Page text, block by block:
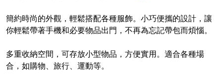
簡約時尚的外觀，輕鬆搭配各種服飾。小巧便攜的設計，讓
你輕鬆帶著手機和必要物品出門，不再為忘記帶包而煩惱。
多重收納空間，可存放小型物品，方便實用。適合各種場
合，如購物、旅行、運動等。